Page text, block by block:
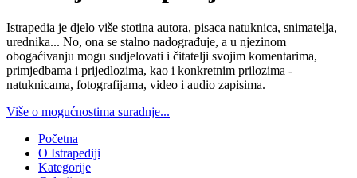
Istrapedia je djelo više stotina autora, pisaca natuknica, snimatelja,
urednika... No, ona se stalno nadograđuje, a u njezinom
obogaćivanju mogu sudjelovati i čitatelji svojim komentarima,
primjedbama i prijedlozima, kao i konkretnim prilozima -
natuknicama, fotografijama, video i audio zapisima.
Više o mogućnostima suradnje...
Početna
O Istrapediji
Kategorije